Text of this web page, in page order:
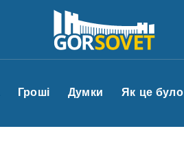
Гроші Думки Як це було